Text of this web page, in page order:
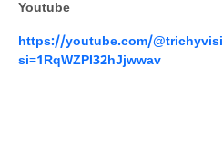
Youtube
https://youtube.com/
si=1RqWZPI32hJjwwav